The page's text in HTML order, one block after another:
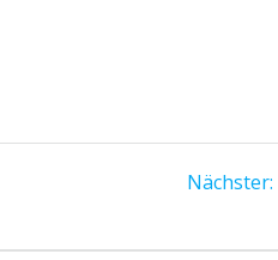
Nächster: